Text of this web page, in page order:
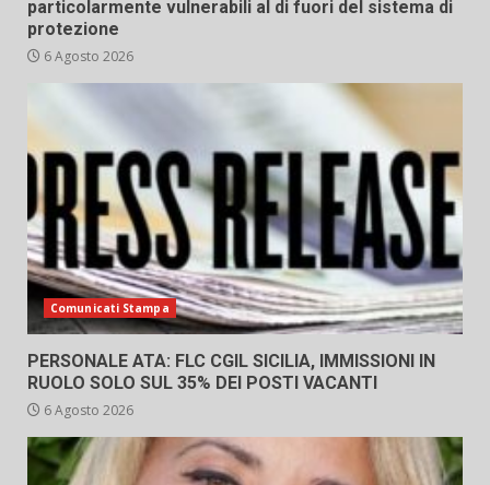
particolarmente vulnerabili al di fuori del sistema di
protezione
6 Agosto 2026
Comunicati Stampa
PERSONALE ATA: FLC CGIL SICILIA, IMMISSIONI IN
RUOLO SOLO SUL 35% DEI POSTI VACANTI
6 Agosto 2026